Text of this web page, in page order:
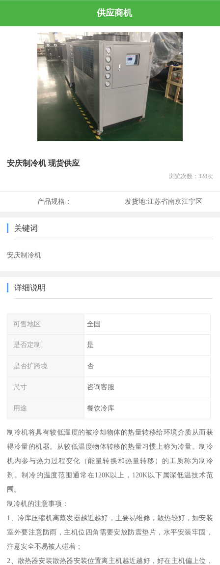
供应商机
安庆制冷机 现货供应
浏览次数： 328次
产品规格： 发货地:江苏省南京江宁区
关键词
安庆制冷机
详细说明
可售地区 全国
是否定制 是
是否扩跨境 否
尺寸 咨询客服
用途 餐饮冷库
制冷机将具有较低温度的被冷却物体的热量转移给环境介质从而获
得冷量的机器。从较低温度物体转移的热量习惯上称为冷量。制冷
机内参与热力过程变化（能量转换和热量转移）的工质称为制冷
剂。制冷的温度范围通常在120K以上，120K以下属深低温技术范
围。
制冷机的注意事项：
1、冷库压缩机离蒸发器越近越好，主要易维修，散热较好，如安装
室外要注意防雨，主机位四角需要安放防震垫片，水平安装牢固，
注意安全不易被人碰着；
2、散热器安装散热器安装位置离主机越近越好，好在主机偏上位，